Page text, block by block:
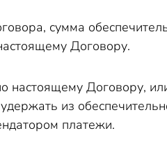
сумма
Договору.
настоящему Договору,
из
платежи.